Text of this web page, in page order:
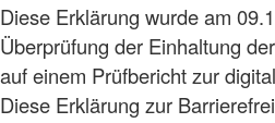
Diese Erklärung wurde am
Überprüfung der Einhaltung
auf einem Prüfbericht zur
Diese Erklärung zur